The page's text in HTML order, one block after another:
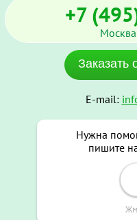
+7
Заказать
E-mail:
Нужна
пишите